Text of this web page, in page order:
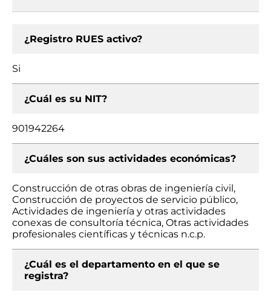
¿Registro RUES activo?
Si
¿Cuál es su NIT?
901942264
¿Cuáles son sus actividades económicas?
Construcción de otras obras de ingeniería civil,
Construcción de proyectos de servicio público,
Actividades de ingeniería y otras actividades
conexas de consultoría técnica, Otras actividades
profesionales científicas y técnicas n.c.p.
¿Cuál es el departamento en el que se
registra?